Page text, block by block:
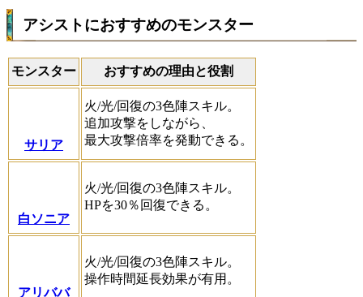
アシストにおすすめのモンスター
モンスター おすすめの理由と役割
サリア
火/光/回復の3色陣スキル。
追加攻撃をしながら、
最大攻撃倍率を発動できる。
白ソニア
火/光/回復の3色陣スキル。
HPを30％回復できる。
アリババ
火/光/回復の3色陣スキル。
操作時間延長効果が有用。